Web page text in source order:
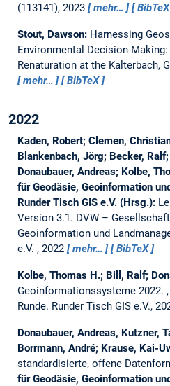
(113141), 2023
mehr… BibTeX
Stout, Dawson: Harnessing
Environmental Decision-
Renaturation at the Kalterbach,
mehr…
BibTeX
2022
Kaden, Robert; Clemen,
Blankenbach, Jörg; Becker,
Donaubauer, Andreas; Kolbe,
für Geodäsie, Geoinformation
Runder Tisch GIS e.V. (Hrsg.):
Version 3.1. DVW –
Geoinformation und
e.V. , 2022
mehr… BibTeX
Kolbe, Thomas H.; Bill, Ralf;
Geoinformationssysteme 2022.
Runde. Runder Tisch GIS e.V.,
Donaubauer, Andreas, Kutzner,
Borrmann, André; Krause, Kai-
standardisierte, offene
für Geodäsie, Geoinformation